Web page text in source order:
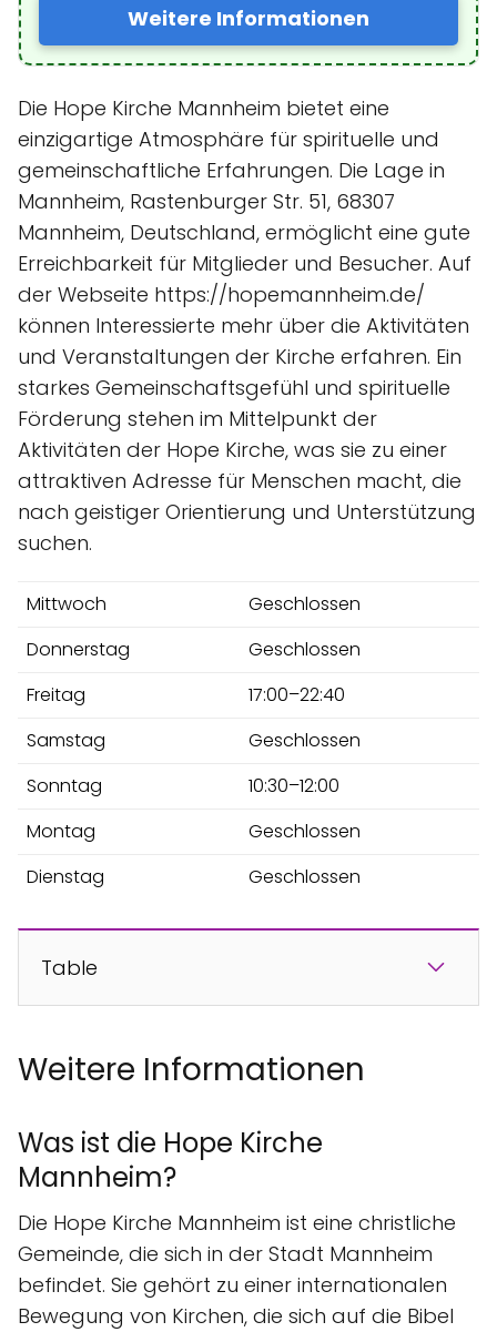
Weitere Informationen
Die Hope Kirche Mannheim bietet eine
einzigartige Atmosphäre für spirituelle und
gemeinschaftliche Erfahrungen. Die Lage in
Mannheim, Rastenburger Str. 51, 68307
Mannheim, Deutschland, ermöglicht eine gute
Erreichbarkeit für Mitglieder und Besucher. Auf
der Webseite https://hopemannheim.de/
können Interessierte mehr über die Aktivitäten
und Veranstaltungen der Kirche erfahren. Ein
starkes Gemeinschaftsgefühl und spirituelle
Förderung stehen im Mittelpunkt der
Aktivitäten der Hope Kirche, was sie zu einer
attraktiven Adresse für Menschen macht, die
nach geistiger Orientierung und Unterstützung
suchen.
Mittwoch
Geschlossen
Donnerstag
Geschlossen
Freitag
17:00–22:40
Samstag
Geschlossen
Sonntag
10:30–12:00
Montag
Geschlossen
Dienstag
Geschlossen
Table
Weitere Informationen
Was ist die Hope Kirche
Mannheim?
Die Hope Kirche Mannheim ist eine christliche
Gemeinde, die sich in der Stadt Mannheim
befindet. Sie gehört zu einer internationalen
Bewegung von Kirchen, die sich auf die Bibel